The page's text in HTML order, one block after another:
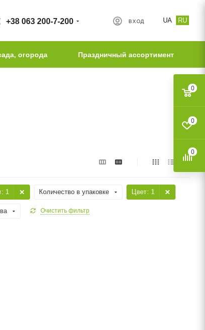
UA RU
ВХОД
+38 063 200-7-200
огорода Праздничный ассортимент
: 1 Количество в упаковке Цвет: 1
Очистить фильтр
0
0
0